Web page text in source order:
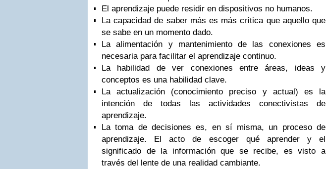
El aprendizaje puede residir en dispositivos no humanos.
La capacidad de saber más es más crítica que aquello que
se sabe en un momento dado.
La alimentación y mantenimiento de las conexiones es
necesaria para facilitar el aprendizaje continuo.
La habilidad de ver conexiones entre áreas, ideas y
conceptos es una habilidad clave.
La actualización (conocimiento preciso y actual) es la
intención de todas las actividades conectivistas de
aprendizaje.
La toma de decisiones es, en sí misma, un proceso de
aprendizaje. El acto de escoger qué aprender y el
significado de la información que se recibe, es visto a
través del lente de una realidad cambiante.